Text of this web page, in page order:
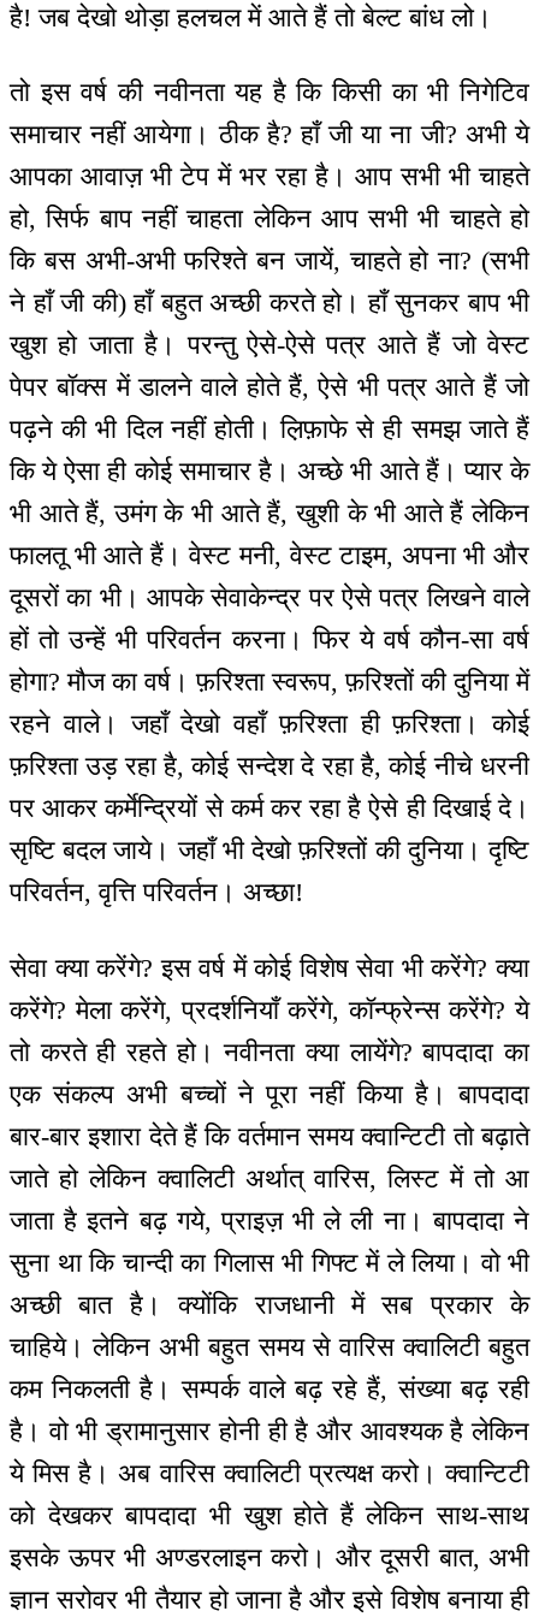
है! जब देखो थोड़ा हलचल में आते हैं तो बेल्ट बांध लो।
तो इस वर्ष की नवीनता यह है कि किसी का भी निगेटिव
समाचार नहीं आयेगा। ठीक है? हाँ जी या ना जी? अभी ये
आपका आवाज़ भी टेप में भर रहा है। आप सभी भी चाहते
हो, सिर्फ बाप नहीं चाहता लेकिन आप सभी भी चाहते हो
कि बस अभी-अभी फरिश्ते बन जायें, चाहते हो ना? (सभी
ने हाँ जी की) हाँ बहुत अच्छी करते हो। हाँ सुनकर बाप भी
खुश हो जाता है। परन्तु ऐसे-ऐसे पत्र आते हैं जो वेस्ट
पेपर बॉक्स में डालने वाले होते हैं, ऐसे भी पत्र आते हैं जो
पढ़ने की भी दिल नहीं होती। ल़िफ़ाफे से ही समझ जाते हैं
कि ये ऐसा ही कोई समाचार है। अच्छे भी आते हैं। प्यार के
भी आते हैं, उमंग के भी आते हैं, खुशी के भी आते हैं लेकिन
फालतू भी आते हैं। वेस्ट मनी, वेस्ट टाइम, अपना भी और
दूसरों का भी। आपके सेवाकेन्द्र पर ऐसे पत्र लिखने वाले
हों तो उन्हें भी परिवर्तन करना। फिर ये वर्ष कौन-सा वर्ष
होगा? मौज का वर्ष। फ़रिश्ता स्वरूप, फ़रिश्तों की दुनिया में
रहने वाले। जहाँ देखो वहाँ फ़रिश्ता ही फ़रिश्ता। कोई
फ़रिश्ता उड़ रहा है, कोई सन्देश दे रहा है, कोई नीचे धरनी
पर आकर कर्मेन्द्रियों से कर्म कर रहा है ऐसे ही दिखाई दे।
सृष्टि बदल जाये। जहाँ भी देखो फ़रिश्तों की दुनिया। दृष्टि
परिवर्तन, वृत्ति परिवर्तन। अच्छा!
सेवा क्या करेंगे? इस वर्ष में कोई विशेष सेवा भी करेंगे? क्या
करेंगे? मेला करेंगे, प्रदर्शनियाँ करेंगे, कॉन्फ्रेन्स करेंगे? ये
तो करते ही रहते हो। नवीनता क्या लायेंगे? बापदादा का
एक संकल्प अभी बच्चों ने पूरा नहीं किया है। बापदादा
बार-बार इशारा देते हैं कि वर्तमान समय क्वान्टिटी तो बढ़ाते
जाते हो लेकिन क्वालिटी अर्थात् वारिस, लिस्ट में तो आ
जाता है इतने बढ़ गये, प्राइज़ भी ले ली ना। बापदादा ने
सुना था कि चान्दी का गिलास भी गिफ्ट में ले लिया। वो भी
अच्छी बात है। क्योंकि राजधानी में सब प्रकार के
चाहिये। लेकिन अभी बहुत समय से वारिस क्वालिटी बहुत
कम निकलती है। सम्पर्क वाले बढ़ रहे हैं, संख्या बढ़ रही
है। वो भी ड्रामानुसार होनी ही है और आवश्यक है लेकिन
ये मिस है। अब वारिस क्वालिटी प्रत्यक्ष करो। क्वान्टिटी
को देखकर बापदादा भी खुश होते हैं लेकिन साथ-साथ
इसके ऊपर भी अण्डरलाइन करो। और दूसरी बात, अभी
ज्ञान सरोवर भी तैयार हो जाना है और इसे विशेष बनाया ही